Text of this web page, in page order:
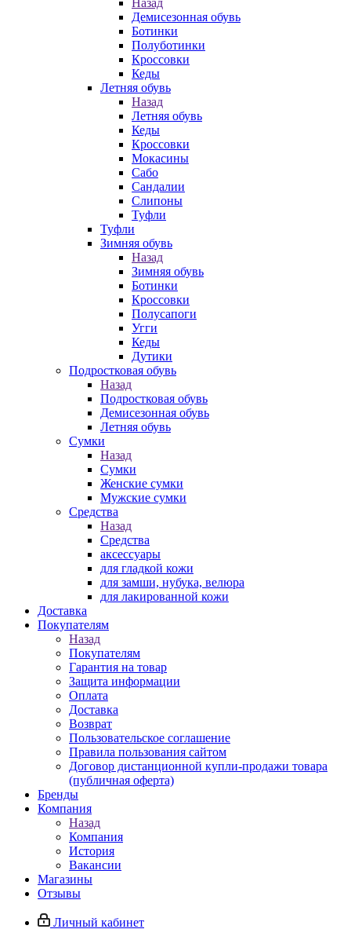
Назад
Демисезонная обувь
Ботинки
Полуботинки
Кроссовки
Кеды
Летняя обувь
Назад
Летняя обувь
Кеды
Кроссовки
Мокасины
Сабо
Сандалии
Слипоны
Туфли
Туфли
Зимняя обувь
Назад
Зимняя обувь
Ботинки
Кроссовки
Полусапоги
Угги
Кеды
Дутики
Подростковая обувь
Назад
Подростковая обувь
Демисезонная обувь
Летняя обувь
Сумки
Назад
Сумки
Женские сумки
Мужские сумки
Средства
Назад
Средства
аксессуары
для гладкой кожи
для замши, нубука, велюра
для лакированной кожи
Доставка
Покупателям
Назад
Покупателям
Гарантия на товар
Защита информации
Оплата
Доставка
Возврат
Пользовательское соглашение
Правила пользования сайтом
Договор дистанционной купли-продажи товара
(публичная оферта)
Бренды
Компания
Назад
Компания
История
Вакансии
Магазины
Отзывы
Личный кабинет